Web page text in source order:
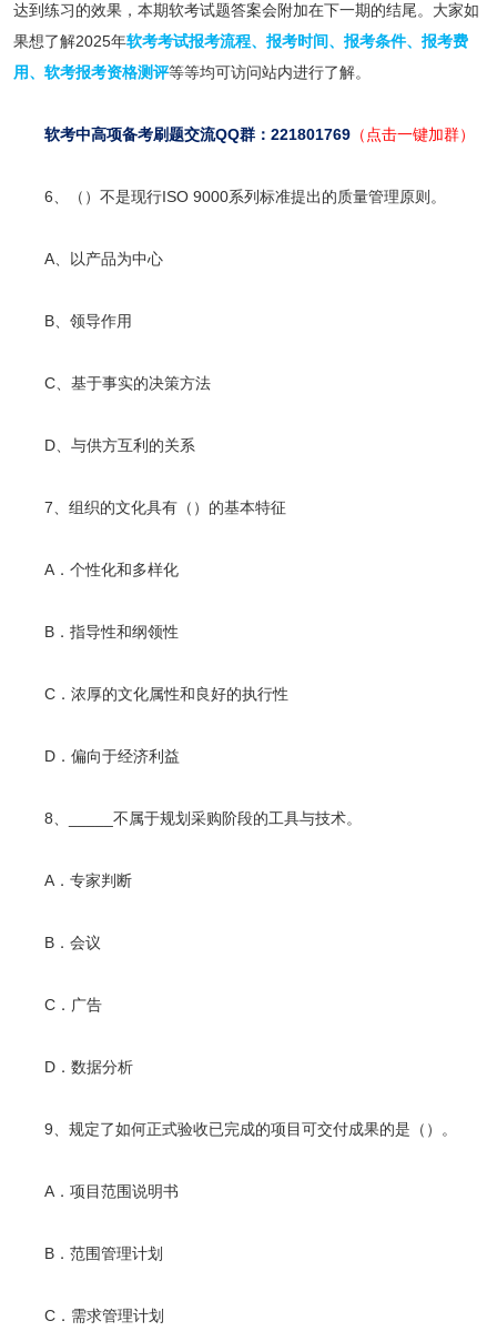
达到练习的效果，本期软考试题答案会附加在下一期的结尾。大家如
果想了解2025年软考考试报考流程、 报考时间、 报考条件、 报考费
用、 软考报考资格测评等等均可访问站内进行了解。
软考中高项备考刷题交流QQ群：221801769（点击一键加群）
6、（）不是现行ISO 9000系列标准提出的质量管理原则。
A、以产品为中心
B、领导作用
C、基于事实的决策方法
D、与供方互利的关系
7、组织的文化具有（）的基本特征
A．个性化和多样化
B．指导性和纲领性
C．浓厚的文化属性和良好的执行性
D．偏向于经济利益
8、_____不属于规划采购阶段的工具与技术。
A．专家判断
B．会议
C．广告
D．数据分析
9、规定了如何正式验收已完成的项目可交付成果的是（）。
A．项目范围说明书
B．范围管理计划
C．需求管理计划